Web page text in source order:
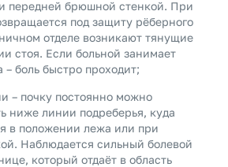
передней брюшной стенкой. При
под защиту рёберного
отделе возникают тянущие
стоя. Если больной занимает
боль быстро проходит;
– почку постоянно можно
ниже линии подреберья, куда
в положении лежа или при
Наблюдается сильный болевой
который отдаёт в область